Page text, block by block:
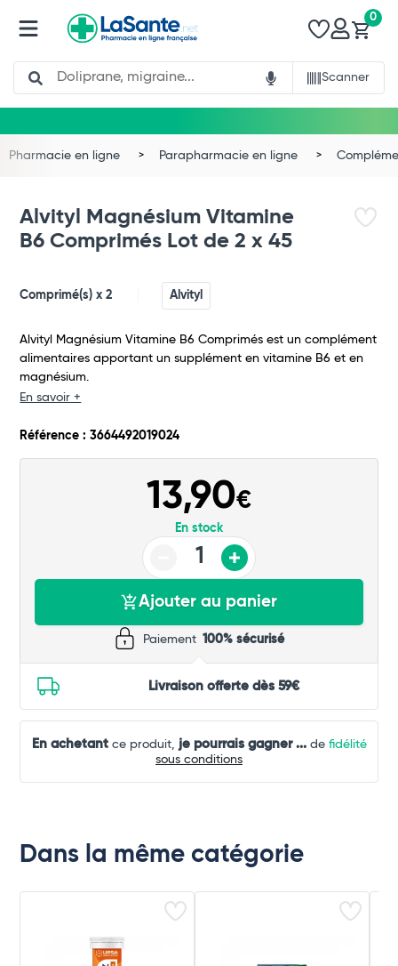
Search
Scanner
0
Total
Commander
Pharmacie en ligne Parapharmacie en ligne
Alvityl Magnésium Vitamine
B6 Comprimés Lot de 2 x 45
Comprimé(s) x 2 Alvityl
Alvityl Magnésium Vitamine B6 Comprimés est un complément
alimentaires apportant un supplément en vitamine B6 et en
magnésium.
En savoir +
Référence : 3664492019024
13,90€
En stock
Ajouter au panier
Paiement 100% sécurisé
Livraison offerte dès 59€
En achetantce produit, je pourrais gagner ...de fidélité
sous conditions
Dans la même catégorie